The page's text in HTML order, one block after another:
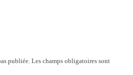
publiée. Les champs obligatoires sont